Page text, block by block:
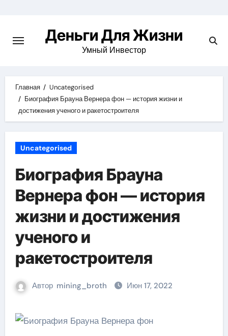
содержимомуДеньги Для Жизни
Умный Инвестор
Главная
Uncategorised
Биография Брауна Вернера фон — история жизни и
достижения ученого и ракетостроителя
Uncategorised
Биография Брауна
Вернера фон — история
жизни и достижения
ученого и
ракетостроителя
Автор mining_broth Июн 17, 2022